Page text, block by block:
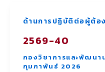
ด้านการปฏิบัติต่อผู้ต้อ
2569-40
กองวิชาการและพัฒน
กุมภาพันธ์ 2026